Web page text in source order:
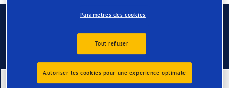
Nos derniers produits
Paramètres des cookies
Tout refuser
Autoriser les cookies pour une expérience optimale